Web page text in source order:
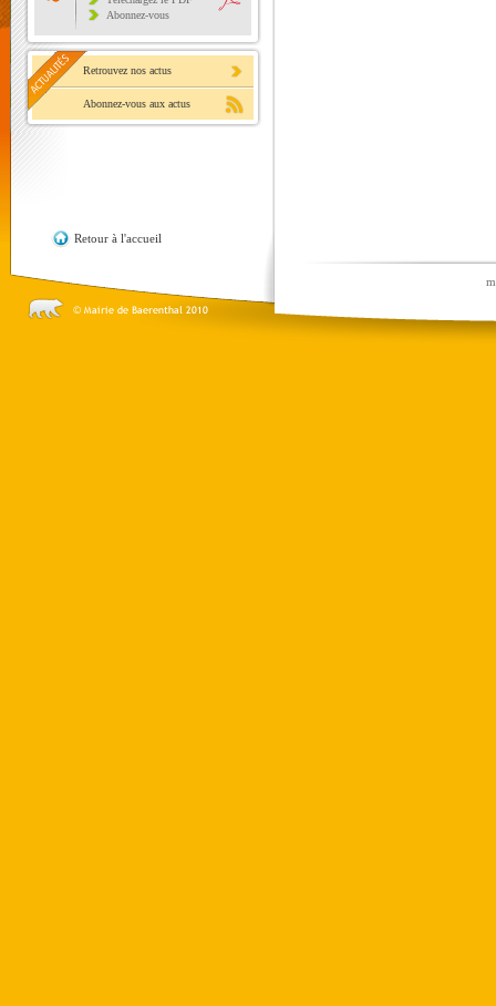
Abonnez-vous
Retrouvez nos actus
Abonnez-vous aux actus
Retour à l'accueil